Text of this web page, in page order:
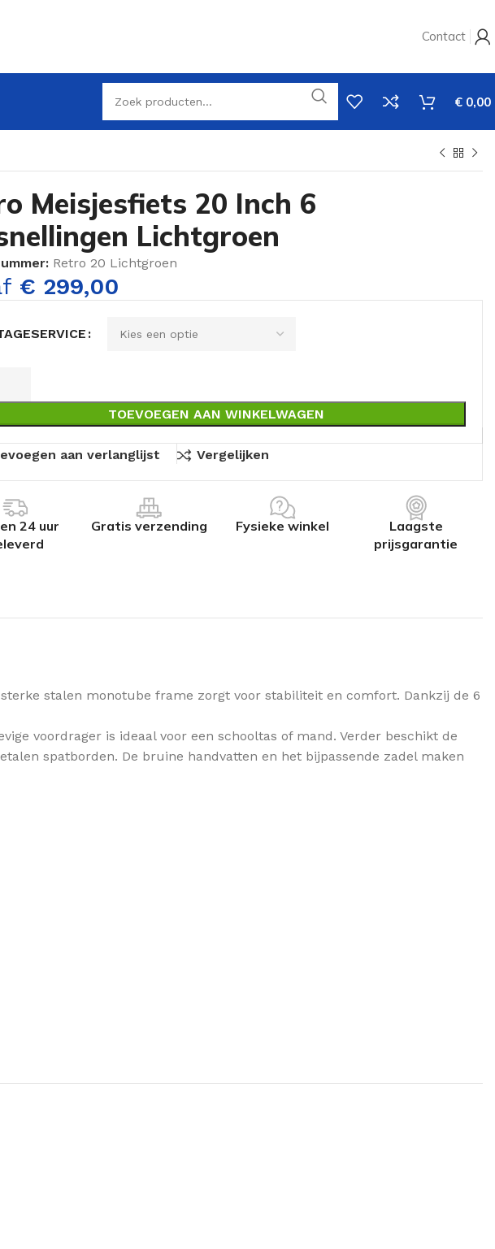
Contact
€ 0,00
Meisjesfiets 20 Inch 6
Lichtgroen
Retro 20 Lichtgroen
€ 299,00
TOEVOEGEN AAN WINKELWAGEN
aan verlanglijst Vergelijken
24 uur
Gratis verzending Fysieke winkel
Laagste
prijsgarantie
stalen monotube frame zorgt voor stabiliteit en comfort. Dankzij de 6
voordrager is ideaal voor een schooltas of mand. Verder beschikt de
spatborden. De bruine handvatten en het bijpassende zadel maken